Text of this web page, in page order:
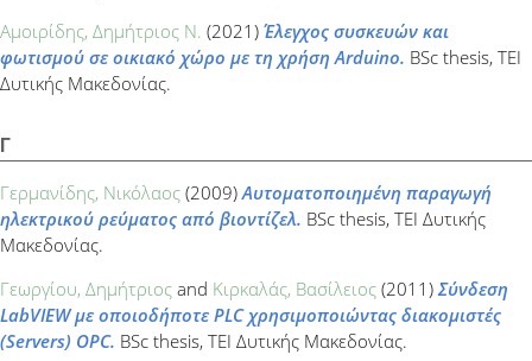
Αμοιρίδης, Δημήτριος Ν. (2021) Έλεγχος συσκευών και
φωτισμού σε οικιακό χώρο με τη χρήση Arduino. BSc thesis, ΤΕΙ
Δυτικής Μακεδονίας.
Γ
Γερμανίδης, Νικόλαος (2009)Αυτοματοποιημένη παραγωγή
ηλεκτρικού ρεύματος από βιοντίζελ. BSc thesis, ΤΕΙ Δυτικής
Μακεδονίας.
Γεωργίου, Δημήτριος and Κιρκαλάς, Βασίλειος (2011) Σύνδεση
LabVIEW με οποιοδήποτε PLC χρησιμοποιώντας διακομιστές
(Servers) OPC. BSc thesis, ΤΕΙ Δυτικής Μακεδονίας.